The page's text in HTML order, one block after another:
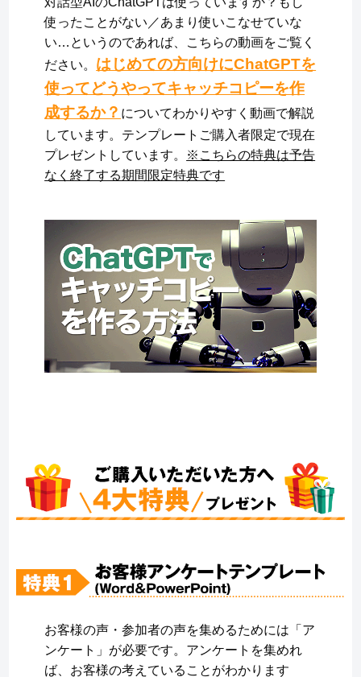
使ったことがない／あまり使いこなせていな
い…というのであれば、こちらの動画をご覧く
ださい。 はじめての方向けにChatGPTを
使ってどうやってキャッチコピーを作
成するか？ についてわかりやすく動画で解説
しています。テンプレートご購入者限定で現在
プレゼントしています。
※こちらの特典は予告
なく終了する期間限定特典です
お客様の声・参加者の声を集めるためには「ア
ンケート」が必要です。アンケートを集めれ
ば、お客様の考えていることがわかります